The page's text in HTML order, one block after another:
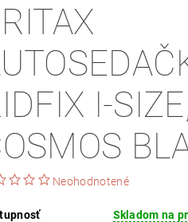
I-SIZE,
Neohodnotené
Skladom na